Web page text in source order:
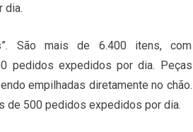
dia.
São mais de 6.400 itens, com
pedidos expedidos por dia. Peças
empilhadas diretamente no chão.
de 500 pedidos expedidos por dia.